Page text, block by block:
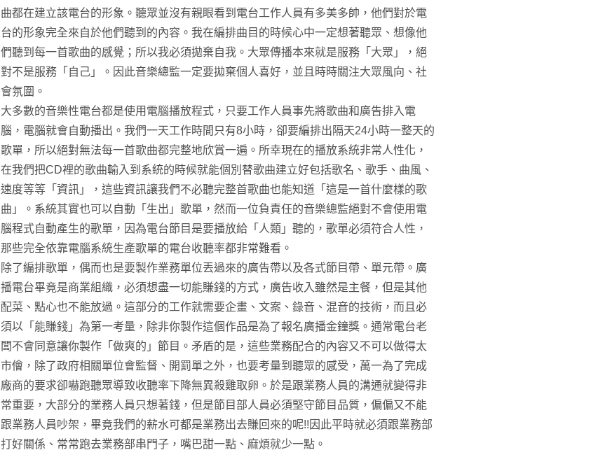
曲都在建立該電台的形象。聽眾並沒有親眼看到電台工作人員有多美多帥，他們對於電
台的形象完全來自於他們聽到的內容。我在編排曲目的時候心中一定想著聽眾、想像他
們聽到每一首歌曲的感覺；所以我必須拋棄自我。大眾傳播本來就是服務「大眾」，絕
對不是服務「自己」。因此音樂總監一定要拋棄個人喜好，並且時時關注大眾風向、社
會氛圍。
大多數的音樂性電台都是使用電腦播放程式，只要工作人員事先將歌曲和廣告排入電
腦，電腦就會自動播出。我們一天工作時間只有8小時，卻要編排出隔天24小時一整天的
歌單，所以絕對無法每一首歌曲都完整地欣賞一遍。所幸現在的播放系統非常人性化，
在我們把CD裡的歌曲輸入到系統的時候就能個別替歌曲建立好包括歌名、歌手、曲風、
速度等等「資訊」，這些資訊讓我們不必聽完整首歌曲也能知道「這是一首什麼樣的歌
曲」。系統其實也可以自動「生出」歌單，然而一位負責任的音樂總監絕對不會使用電
腦程式自動產生的歌單，因為電台節目是要播放給「人類」聽的，歌單必須符合人性，
那些完全依靠電腦系統生產歌單的電台收聽率都非常難看。
除了編排歌單，偶而也是要製作業務單位丟過來的廣告帶以及各式節目帶、單元帶。廣
播電台畢竟是商業組織，必須想盡一切能賺錢的方式，廣告收入雖然是主餐，但是其他
配菜、點心也不能放過。這部分的工作就需要企畫、文案、錄音、混音的技術，而且必
須以「能賺錢」為第一考量，除非你製作這個作品是為了報名廣播金鐘獎。通常電台老
闆不會同意讓你製作「做爽的」節目。矛盾的是，這些業務配合的內容又不可以做得太
市儈，除了政府相關單位會監督、開罰單之外，也要考量到聽眾的感受，萬一為了完成
廠商的要求卻嚇跑聽眾導致收聽率下降無異殺雞取卵。於是跟業務人員的溝通就變得非
常重要，大部分的業務人員只想著錢，但是節目部人員必須堅守節目品質，偏偏又不能
跟業務人員吵架，畢竟我們的薪水可都是業務出去賺回來的呢!!因此平時就必須跟業務部
打好關係、常常跑去業務部串門子，嘴巴甜一點、麻煩就少一點。